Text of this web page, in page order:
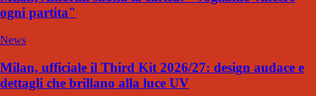
ogni partita"
News
Milan, ufficiale il Third Kit 2026/27: design audace e
dettagli che brillano alla luce UV